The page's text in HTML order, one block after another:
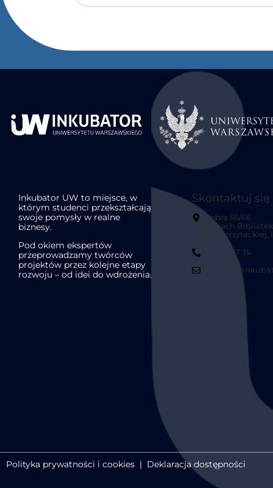
Inkubator UW to miejsce, w
którym studenci przekształcają
swoje pomysły w realne
biznesy.
Pod okiem ekspertów
przeprowadzamy twórców
projektów przez kolejne etapy
rozwoju – od idei do wdrożenia.
Skontaktuj
Dobra 56/66
(Gmach
Uniwersyteckiej,
22 554 07 35
Polityka prywatności i cookies | Deklaracja dostępności